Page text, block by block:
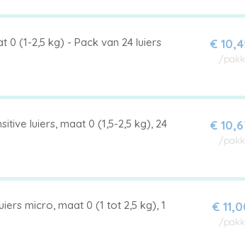
0 (1-2,5 kg) - Pack van 24 luiers €
/
luiers, maat 0 (1,5-2,5 kg), 24
€
/
micro, maat 0 (1 tot 2,5 kg), 1
€
/